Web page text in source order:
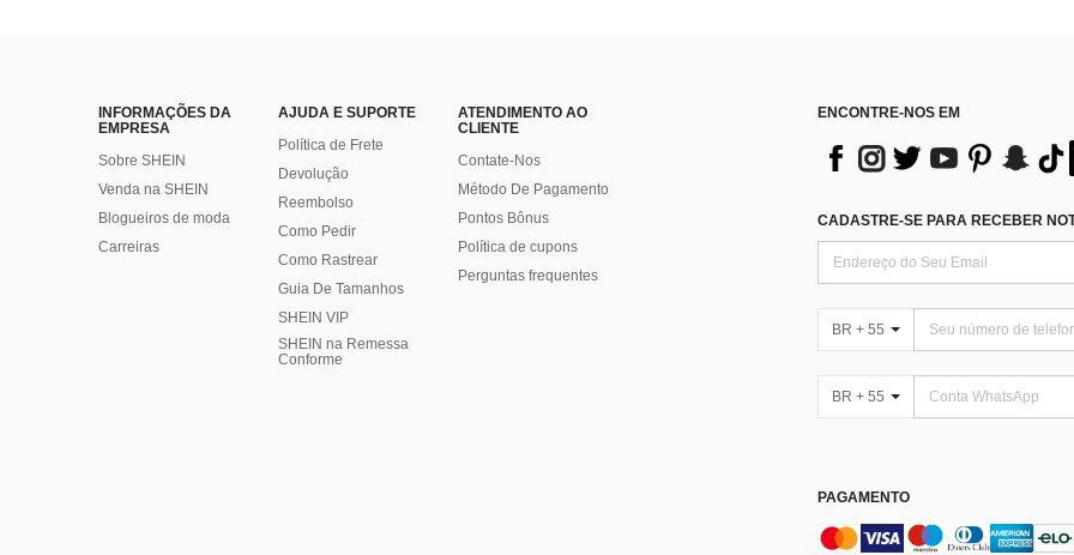
INFORMAÇÕES DA
EMPRESA
Sobre SHEIN
Venda na SHEIN
Blogueiros de moda
Carreiras
AJUDA E SUPORTE
Política de Frete
Devolução
Reembolso
Como Pedir
Como Rastrear
Guia De Tamanhos
SHEIN VIP
SHEIN na Remessa
Conforme
ATENDIMENTO AO
CLIENTE
Contate-Nos
Método De Pagamento
Pontos Bônus
Política de cupons
Perguntas frequentes
ENCONTRE-NOS EM
CADASTRE-SE PARA RECEBER
BR + 55
BR + 55
PAGAMENTO